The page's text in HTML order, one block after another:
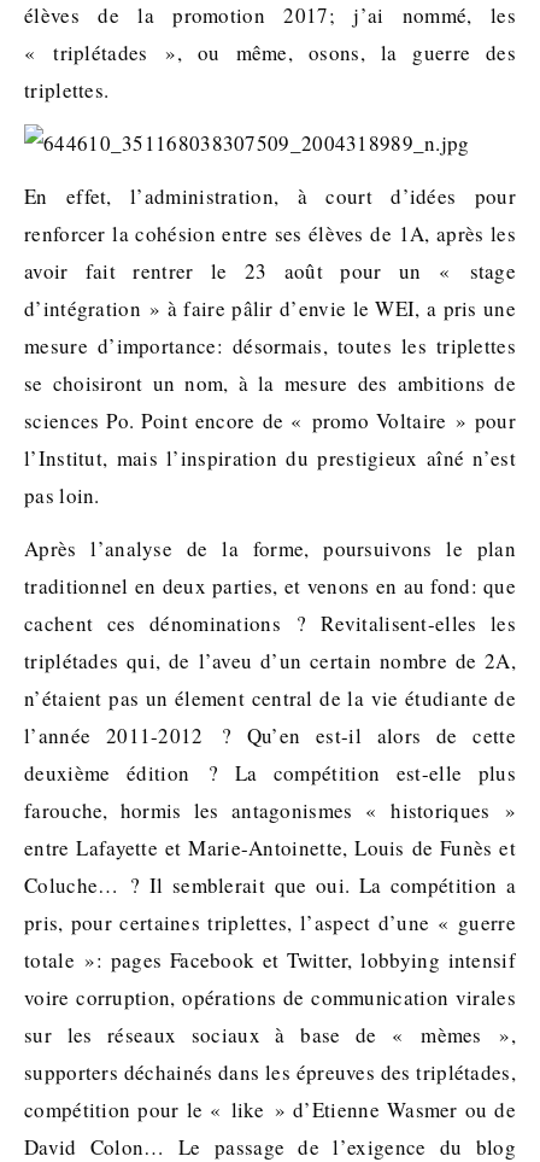
élèves de la promotion 2017; j’ai nommé, les
« triplétades », ou même, osons, la guerre des
triplettes.
En effet, l’administration, à court d’idées pour
renforcer la cohésion entre ses élèves de 1A, après les
avoir fait rentrer le 23 août pour un « stage
d’intégration » à faire pâlir d’envie le WEI, a pris une
mesure d’importance: désormais, toutes les triplettes
se choisiront un nom, à la mesure des ambitions de
sciences Po. Point encore de « promo Voltaire » pour
l’Institut, mais l’inspiration du prestigieux aîné n’est
pas loin.
Après l’analyse de la forme, poursuivons le plan
traditionnel en deux parties, et venons en au fond: que
cachent ces dénominations ? Revitalisent-elles les
triplétades qui, de l’aveu d’un certain nombre de 2A,
n’étaient pas un élement central de la vie étudiante de
l’année 2011-2012 ? Qu’en est-il alors de cette
deuxième édition ? La compétition est-elle plus
farouche, hormis les antagonismes « historiques »
entre Lafayette et Marie-Antoinette, Louis de Funès et
Coluche… ? Il semblerait que oui. La compétition a
pris, pour certaines triplettes, l’aspect d’une « guerre
totale »: pages Facebook et Twitter, lobbying intensif
voire corruption, opérations de communication virales
sur les réseaux sociaux à base de « mèmes »,
supporters déchainés dans les épreuves des triplétades,
compétition pour le « like » d’Etienne Wasmer ou de
David Colon… Le passage de l’exigence du blog